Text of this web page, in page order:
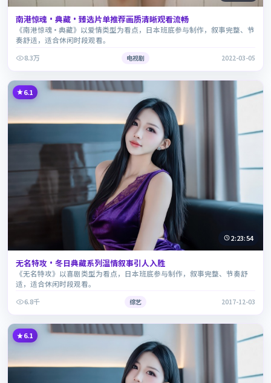
南港惊魂·典藏·臻选片单推荐画质清晰观看流畅
《南港惊魂·典藏》以爱情类型为看点，日本班底参与制作，叙事完整、节
奏舒适，适合休闲时段观看。
8.3万
电视剧 2022-03-05
6.1
2:23:54
无名特攻·冬日典藏系列温情叙事引人入胜
《无名特攻》以喜剧类型为看点，日本班底参与制作，叙事完整、节奏舒
适，适合休闲时段观看。
6.8千
综艺 2017-12-03
6.1